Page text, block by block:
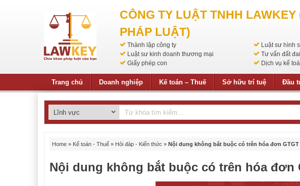
CÔNG TY LUẬT TNHH
PHÁP LUẬT)
Thành lập công ty
Luật sư hình
Luật sư kinh doanh thương mại
Tư vấn đất đai
Giấy phép con
Dịch vụ kế
Trang chủ Doanh nghiệp Kế toán – Thuế Sở hữu trí tuệ Đầu
Home » Kế toán - Thuế » Hỏi đáp - Kiến thức » Nội dung không bắt buộc có trên hóa đơn GTGT
Nội dung không bắt buộc có trên hóa đơn